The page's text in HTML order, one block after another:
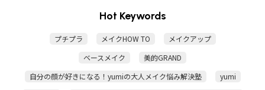
Hot Keywords
プチプラ メイクHOW TO
メイクアップ
ベースメイク
美的GRAND
自分の顔が好きになる！yumiの大人メイク悩み解決塾
yumi